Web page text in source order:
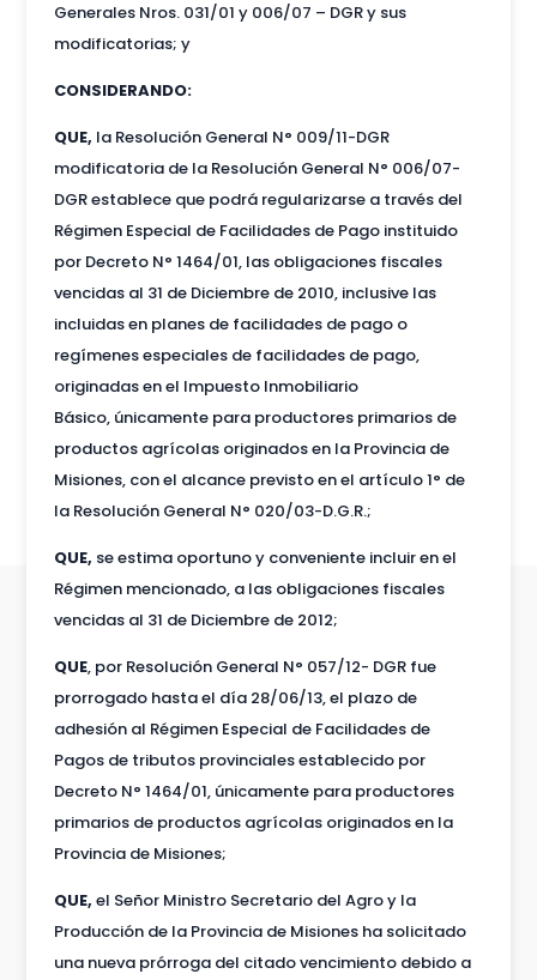
Generales Nros. 031/01 y 006/07 – DGR y sus
modificatorias; y
CONSIDERANDO:
QUE, la Resolución General N° 009/11-DGR
modificatoria de la Resolución General N° 006/07-
DGR establece que podrá regularizarse a través del
Régimen Especial de Facilidades de Pago instituido
por Decreto N° 1464/01, las obligaciones fiscales
vencidas al 31 de Diciembre de 2010, inclusive las
incluidas en planes de facilidades de pago o
regímenes especiales de facilidades de pago,
originadas en el Impuesto Inmobiliario
Básico, únicamente para productores primarios de
productos agrícolas originados en la Provincia de
Misiones, con el alcance previsto en el artículo 1° de
la Resolución General N° 020/03-D.G.R.;
QUE, se estima oportuno y conveniente incluir en el
Régimen mencionado, a las obligaciones fiscales
vencidas al 31 de Diciembre de 2012;
QUE, por Resolución General N° 057/12- DGR fue
prorrogado hasta el día 28/06/13, el plazo de
adhesión al Régimen Especial de Facilidades de
Pagos de tributos provinciales establecido por
Decreto N° 1464/01, únicamente para productores
primarios de productos agrícolas originados en la
Provincia de Misiones;
QUE, el Señor Ministro Secretario del Agro y la
Producción de la Provincia de Misiones ha solicitado
una nueva prórroga del citado vencimiento debido a